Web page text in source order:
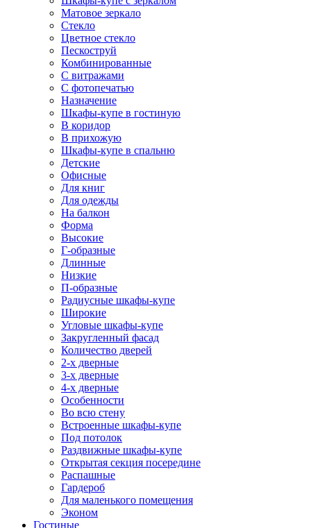
Матовое зеркало
Стекло
Цветное стекло
Пескоструй
Комбинированные
С витражами
С фотопечатью
Назначение
Шкафы-купе в гостиную
В коридор
В прихожую
Шкафы-купе в спальню
Детские
Офисные
Для книг
Для одежды
На балкон
Форма
Высокие
Г-образные
Длинные
Низкие
П-образные
Радиусные шкафы-купе
Широкие
Угловые шкафы-купе
Закругленный фасад
Количество дверей
2-х дверные
3-х дверные
4-х дверные
Особенности
Во всю стену
Встроенные шкафы-купе
Под потолок
Раздвижные шкафы-купе
Открытая секция посередине
Распашные
Гардероб
Для маленького помещения
Эконом
Гостиные